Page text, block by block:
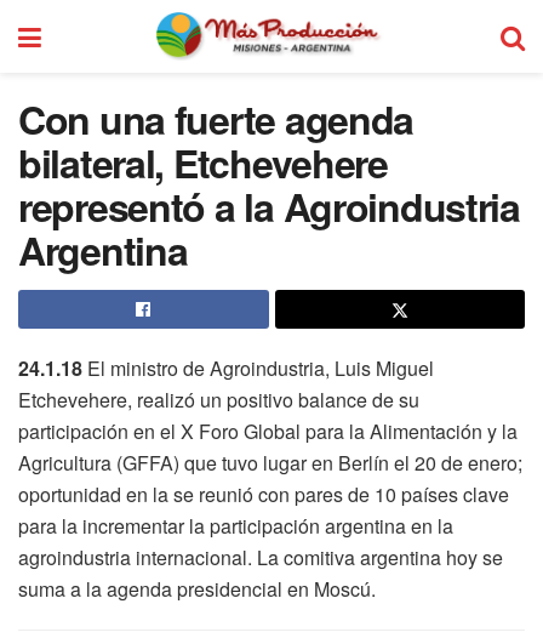
Con una fuerte agenda
bilateral, Etchevehere
representó a la Agroindustria
Argentina
24.1.18 El ministro de Agroindustria, Luis Miguel
Etchevehere, realizó un positivo balance de su
participación en el X Foro Global para la Alimentación y la
Agricultura (GFFA) que tuvo lugar en Berlín el 20 de enero;
oportunidad en la se reunió con pares de 10 países clave
para la incrementar la participación argentina en la
agroindustria internacional. La comitiva argentina hoy se
suma a la agenda presidencial en Moscú.